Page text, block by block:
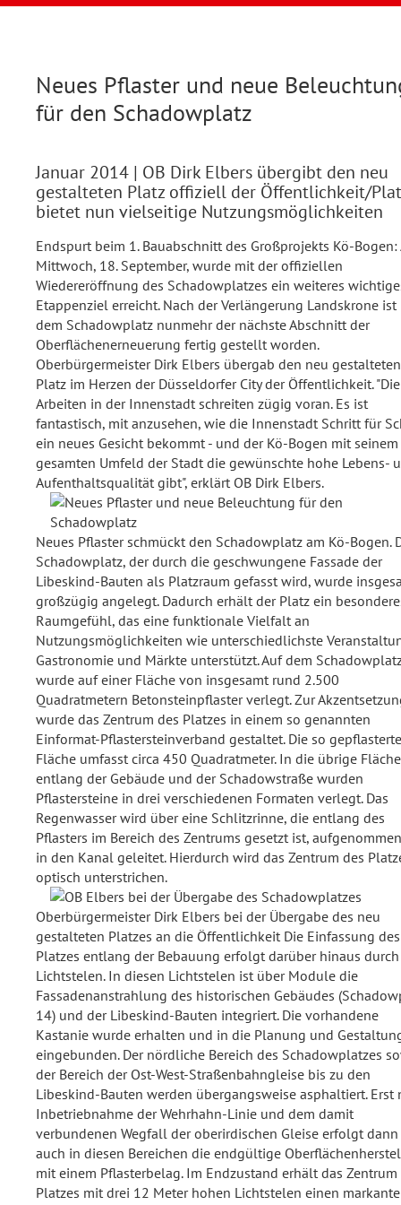
Neues Pflaster und neue
für den Schadowplatz
Januar 2014 | OB Dirk Elbers übergibt den neu
gestalteten Platz offiziell der Öffentlichkeit/
bietet nun vielseitige Nutzungsmöglichkeiten
Endspurt beim 1. Bauabschnitt des Großprojekts Kö-Bogen:
Mittwoch, 18. September, wurde mit der offiziellen
Wiedereröffnung des Schadowplatzes ein weiteres
Etappenziel erreicht. Nach der Verlängerung Landskrone
dem Schadowplatz nunmehr der nächste Abschnitt der
Oberflächenerneuerung fertig gestellt worden.
Oberbürgermeister Dirk Elbers übergab den neu gestalteten
Platz im Herzen der Düsseldorfer City der Öffentlichkeit. "Die
Arbeiten in der Innenstadt schreiten zügig voran. Es ist
fantastisch, mit anzusehen, wie die Innenstadt Schritt für
ein neues Gesicht bekommt - und der Kö-Bogen mit seinem
gesamten Umfeld der Stadt die gewünschte hohe Lebens-
Aufenthaltsqualität gibt", erklärt OB Dirk Elbers.
Neues Pflaster schmückt den Schadowplatz am Kö-Bogen.
Schadowplatz, der durch die geschwungene Fassade der
Libeskind-Bauten als Platzraum gefasst wird, wurde
großzügig angelegt. Dadurch erhält der Platz ein
Raumgefühl, das eine funktionale Vielfalt an
Nutzungsmöglichkeiten wie unterschiedlichste
Gastronomie und Märkte unterstützt. Auf dem
wurde auf einer Fläche von insgesamt rund 2.500
Quadratmetern Betonsteinpflaster verlegt. Zur
wurde das Zentrum des Platzes in einem so genannten
Einformat-Pflastersteinverband gestaltet. Die so gepflasterte
Fläche umfasst circa 450 Quadratmeter. In die übrige Fläche
entlang der Gebäude und der Schadowstraße wurden
Pflastersteine in drei verschiedenen Formaten verlegt. Das
Regenwasser wird über eine Schlitzrinne, die entlang des
Pflasters im Bereich des Zentrums gesetzt ist,
in den Kanal geleitet. Hierdurch wird das Zentrum des
optisch unterstrichen.
Oberbürgermeister Dirk Elbers bei der Übergabe des neu
gestalteten Platzes an die Öffentlichkeit Die Einfassung des
Platzes entlang der Bebauung erfolgt darüber hinaus durch
Lichtstelen. In diesen Lichtstelen ist über Module die
Fassadenanstrahlung des historischen Gebäudes
14) und der Libeskind-Bauten integriert. Die vorhandene
Kastanie wurde erhalten und in die Planung und
eingebunden. Der nördliche Bereich des Schadowplatzes
der Bereich der Ost-West-Straßenbahngleise bis zu den
Libeskind-Bauten werden übergangsweise asphaltiert. Erst
Inbetriebnahme der Wehrhahn-Linie und dem damit
verbundenen Wegfall der oberirdischen Gleise erfolgt dann
auch in diesen Bereichen die endgültige
mit einem Pflasterbelag. Im Endzustand erhält das Zentrum
Platzes mit drei 12 Meter hohen Lichtstelen einen